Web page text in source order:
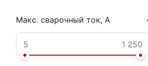
Макс. сварочный ток, А